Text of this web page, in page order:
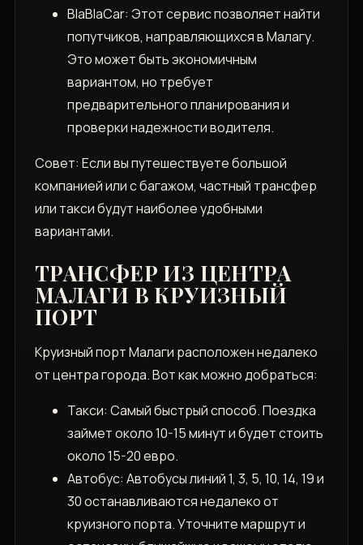
BlaBlaCar: Этот сервис позволяет найти
попутчиков, направляющихся в Малагу.
Это может быть экономичным
вариантом, но требует
предварительного планирования и
проверки надежности водителя.
Совет: Если вы путешествуете большой
компанией или с багажом, частный трансфер
или такси будут наиболее удобными
вариантами.
ТРАНСФЕР ИЗ ЦЕНТРА
МАЛАГИ В КРУИЗНЫЙ
ПОРТ
Круизный порт Малаги расположен недалеко
от центра города. Вот как можно добраться:
Такси: Самый быстрый способ. Поездка
займет около 10-15 минут и будет стоить
около 15-20 евро.
Автобус: Автобусы линий 1, 3, 5, 10, 14, 19 и
30 останавливаются недалеко от
круизного порта. Уточните маршрут и